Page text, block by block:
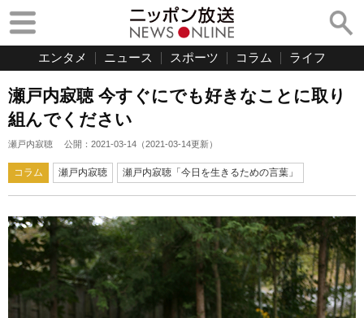
エンタメ ニュース スポーツ コラム ライフ
瀬戸内寂聴 今すぐにでも好きなことに取り
組んでください
瀬戸内寂聴 公開： 2021-03-14 （2021-03-14更新）
コラム 瀬戸内寂聴 瀬戸内寂聴「今日を生きるための言葉」